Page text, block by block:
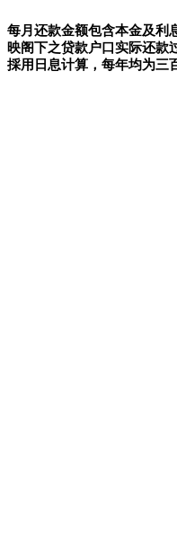
每月还款金额包含本金及利
映阁下之贷款户口实际还款
採用日息计算，每年均为三